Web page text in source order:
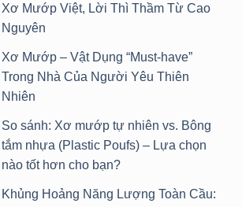
Xơ Mướp Việt, Lời Thì Thầm Từ Cao
Nguyên
Xơ Mướp – Vật Dụng “Must-have”
Trong Nhà Của Người Yêu Thiên
Nhiên
So sánh: Xơ mướp tự nhiên vs. Bông
tắm nhựa (Plastic Poufs) – Lựa chọn
nào tốt hơn cho bạn?
Khủng Hoảng Năng Lượng Toàn Cầu: